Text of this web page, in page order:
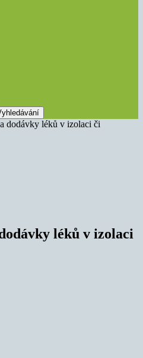
dodávky léků v izolaci či
léků v izolaci